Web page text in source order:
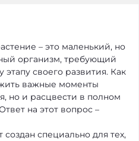
– это маленький, но
организм, требующий
своего развития. Как
важные моменты
но и расцвести в полном
на этот вопрос –
создан специально для тех,